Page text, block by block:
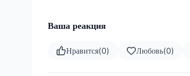
Ваша реакция
Нравится(0) Любовь(0)